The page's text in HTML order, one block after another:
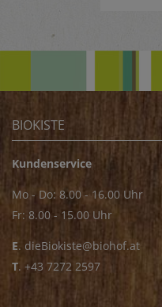
BIOKISTE
Kundenservice
Mo - Do: 8.00 - 16.00 Uhr
Fr: 8.00 - 15.00 Uhr
E. dieBiokiste@biohof.at
T. +43 7272 2597